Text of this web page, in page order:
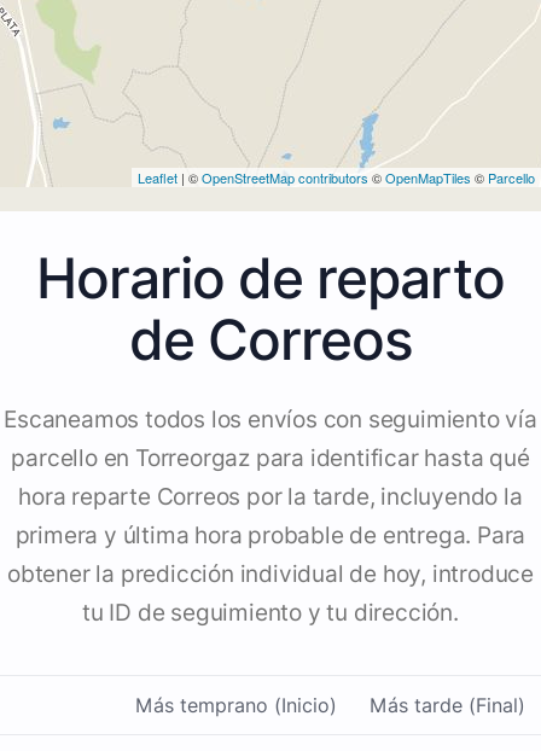
Leaflet | ©OpenStreetMap contributors ©OpenMapTiles © Parcello
Horario de reparto
de Correos
Escaneamos todos los envíos con seguimiento vía
parcello en Torreorgaz para identificar hasta qué
hora reparte Correos por la tarde, incluyendo la
primera y última hora probable de entrega. Para
obtener la predicción individual de hoy, introduce
tu ID de seguimiento y tu dirección.
Más temprano (Inicio) Más tarde (Final)